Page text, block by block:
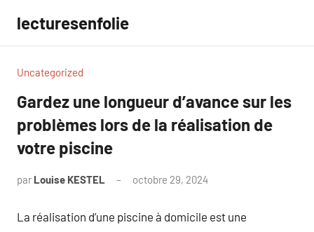
contenu
lecturesenfolie
Uncategorized
Gardez une longueur d’avance sur les
problèmes lors de la réalisation de
votre piscine
par Louise KESTEL octobre 29, 2024
La réalisation d’une piscine à domicile est une